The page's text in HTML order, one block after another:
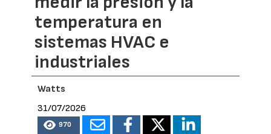
temperatura en
sistemas HVAC e
industriales
Watts
31/07/2026
970